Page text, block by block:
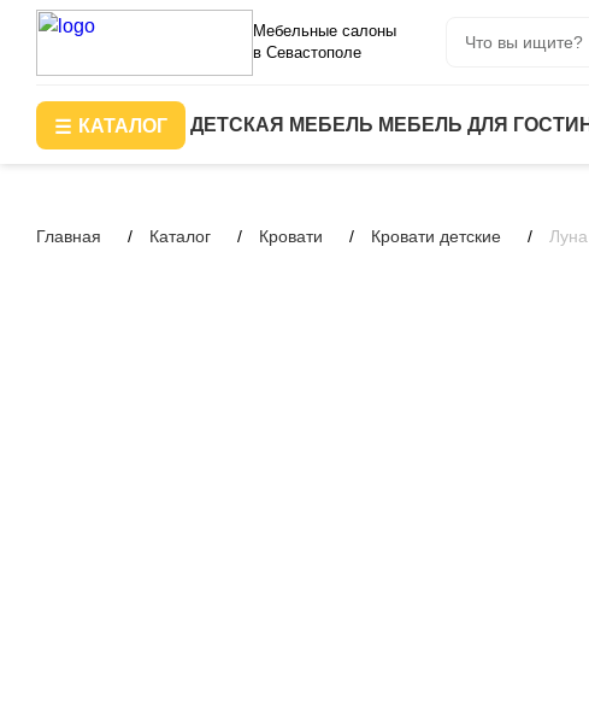
Мебельные салоны
в Севастополе
КАТАЛОГ ДЕТСКАЯ МЕБЕЛЬ МЕБЕЛЬ ДЛЯ
Главная Каталог Кровати Кровати детские